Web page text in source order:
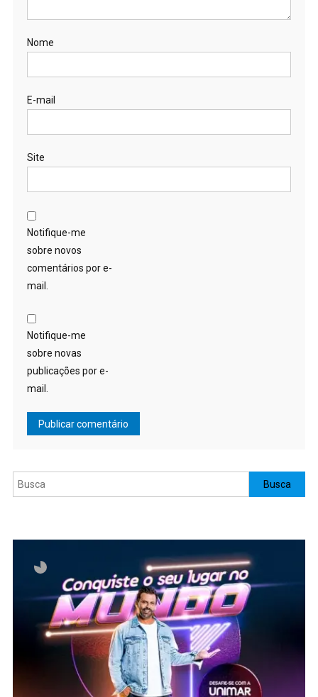
Nome
E-mail
Site
Notifique-me
sobre novos
comentários por e-
mail.
Notifique-me
sobre novas
publicações por e-
mail.
Pesquisar Busca